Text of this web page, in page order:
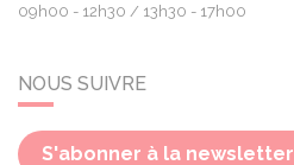
09h00 - 12h30 13h30 - 17h00
NOUS SUIVRE
S'abonner à la newsletter